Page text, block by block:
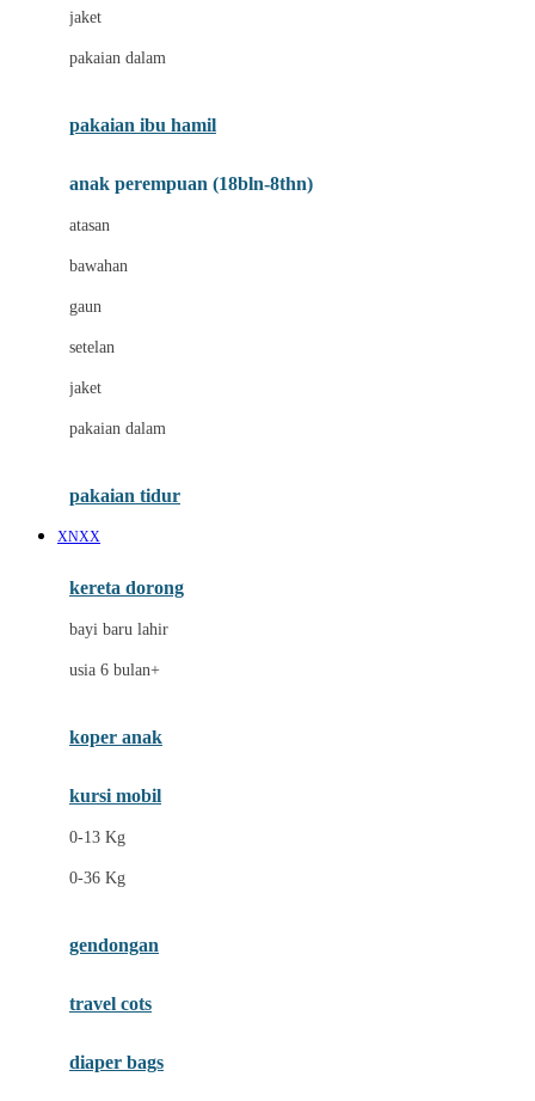
Cottonseeds
Crane
Drew
E
ELC
Ergobaby
Ezyroller
F
Felt So Sweet
Fisher Price
Gb
jaket
pakaian dalam
pakaian ibu hamil
anak perempuan (18bln-8thn)
atasan
bawahan
gaun
setelan
jaket
pakaian dalam
pakaian tidur
XNXX
kereta dorong
bayi baru lahir
usia 6 bulan+
koper anak
kursi mobil
0-13 Kg
0-36 Kg
gendongan
travel cots
diaper bags